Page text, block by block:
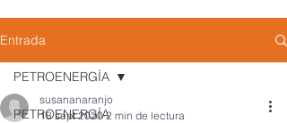
Entrada
PETROENERGÍA
PETROENERGÍA
susananaranjo
18 sept 2020 2 min de lectura